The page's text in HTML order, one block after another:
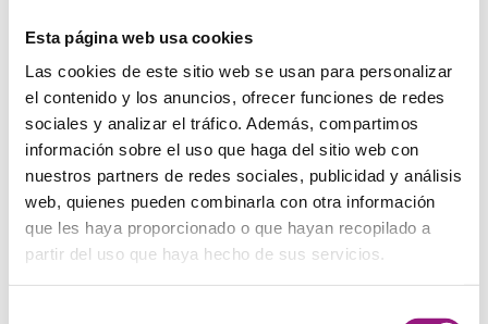
Esta página web usa cookies
Las cookies de este sitio web se usan para personalizar
el contenido y los anuncios, ofrecer funciones de redes
sociales y analizar el tráfico. Además, compartimos
información sobre el uso que haga del sitio web con
nuestros partners de redes sociales, publicidad y análisis
web, quienes pueden combinarla con otra información
que les haya proporcionado o que hayan recopilado a
partir del uso que haya hecho de sus servicios.
Cartera billetero de cuero Capricornio
23,00